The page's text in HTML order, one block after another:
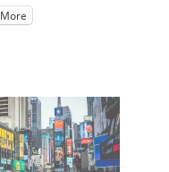
More